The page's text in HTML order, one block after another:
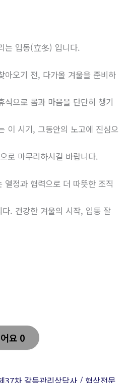
는 입동(立冬) 입니다.
아오기 전, 다가올 겨울을 준비하
식으로 몸과 마음을 단단히 챙기
이 시기, 그동안의 노고에 진심으
로 마무리하시길 바랍니다.
열정과 협력으로 더 따뜻한 조직
. 건강한 겨울의 시작, 입동 잘
요 0
37차 갈등관리상담사 / 협상전문